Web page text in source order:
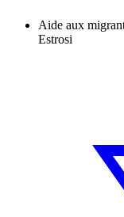
Aide aux
Estrosi